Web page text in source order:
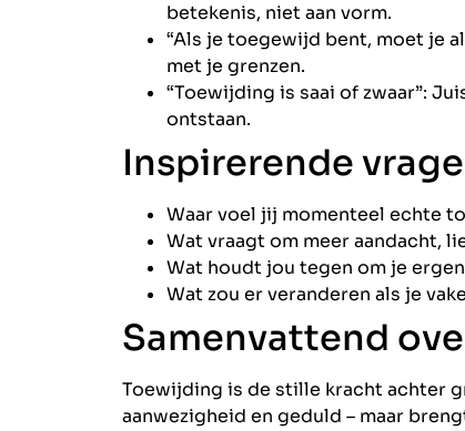
betekenis, niet aan vorm.
“Als je toegewijd bent, moet je
met je grenzen.
“Toewijding is saai of zwaar”:
ontstaan.
Inspirerende
Waar voel jij momenteel echte
Wat vraagt om meer aandacht,
Wat houdt jou tegen om je
Wat zou er veranderen als je
Samenvattend
Toewijding is de stille kracht achter
aanwezigheid en geduld – maar